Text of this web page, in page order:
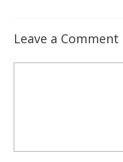
Leave a Comment